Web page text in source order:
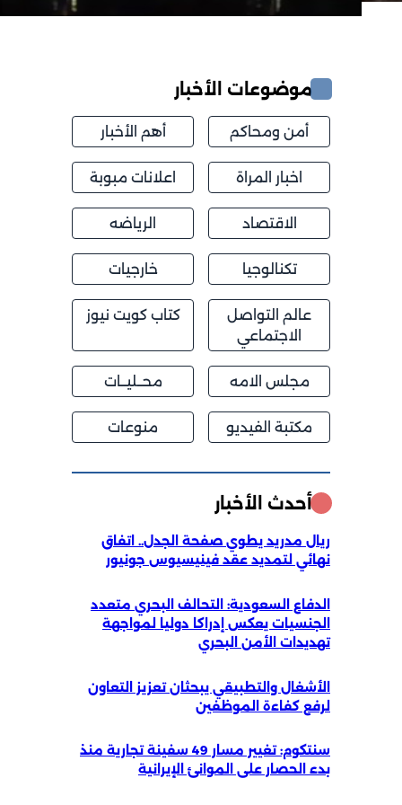
موضوعات الأخبار
أمن ومحاكم أهم الأخبار
اخبار المراة اعلانات مبوبة
الاقتصاد الرياضه
تكنالوجيا خارجيات
عالم التواصل
الاجتماعي
كتاب كويت نيوز
مجلس الامه محــليــات
مكتبة الفيديو منوعات
أحدث الأخبار
ريال مدريد يطوي صفحة الجدل.. اتفاق
نهائي لتمديد عقد فينيسيوس جونيور
الدفاع السعودية: التحالف البحري متعدد
الجنسيات يعكس إدراكا دوليا لمواجهة
تهديدات الأمن البحري
الأشغال والتطبيقي يبحثان تعزيز التعاون
لرفع كفاءة الموظفين
سنتكوم: تغيير مسار 49 سفينة تجارية منذ
بدء الحصار على الموانئ الإيرانية